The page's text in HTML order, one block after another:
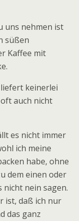
uns nehmen ist
süßen
Kaffee mit
keinerlei
auch nicht
es nicht immer
ich meine
habe, ohne
dem einen oder
nicht nein sagen.
ist, daß ich nur
das ganz